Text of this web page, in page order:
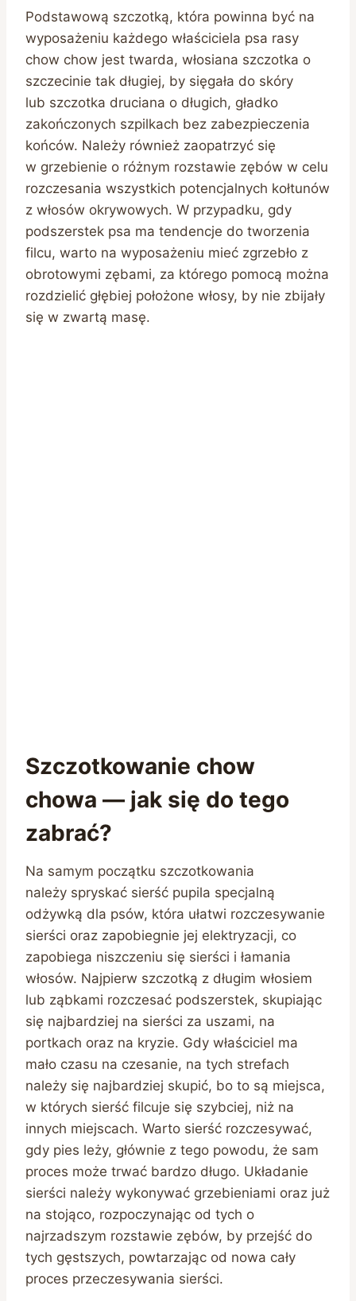
Podstawową szczotką, która powinna być na
wyposażeniu każdego właściciela psa rasy
chow chow jest twarda, włosiana szczotka o
szczecinie tak długiej, by sięgała do skóry
lub szczotka druciana o długich, gładko
zakończonych szpilkach bez zabezpieczenia
końców. Należy również zaopatrzyć się
w grzebienie o różnym rozstawie zębów w celu
rozczesania wszystkich potencjalnych kołtunów
z włosów okrywowych. W przypadku, gdy
podszerstek psa ma tendencje do tworzenia
filcu, warto na wyposażeniu mieć zgrzebło z
obrotowymi zębami, za którego pomocą można
rozdzielić głębiej położone włosy, by nie zbijały
się w zwartą masę.
Szczotkowanie chow
chowa — jak się do tego
zabrać?
Na samym początku szczotkowania
należy spryskać sierść pupila specjalną
odżywką dla psów, która ułatwi rozczesywanie
sierści oraz zapobiegnie jej elektryzacji, co
zapobiega niszczeniu się sierści i łamania
włosów. Najpierw szczotką z długim włosiem
lub ząbkami rozczesać podszerstek, skupiając
się najbardziej na sierści za uszami, na
portkach oraz na kryzie. Gdy właściciel ma
mało czasu na czesanie, na tych strefach
należy się najbardziej skupić, bo to są miejsca,
w których sierść filcuje się szybciej, niż na
innych miejscach. Warto sierść rozczesywać,
gdy pies leży, głównie z tego powodu, że sam
proces może trwać bardzo długo. Układanie
sierści należy wykonywać grzebieniami oraz już
na stojąco, rozpoczynając od tych o
najrzadszym rozstawie zębów, by przejść do
tych gęstszych, powtarzając od nowa cały
proces przeczesywania sierści.